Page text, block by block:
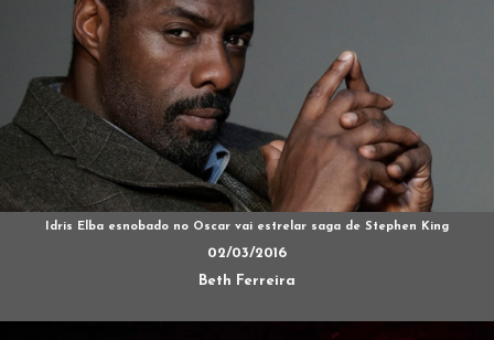
Idris Elba esnobado no Oscar vai estrelar saga de Stephen King
02/03/2016
Beth Ferreira